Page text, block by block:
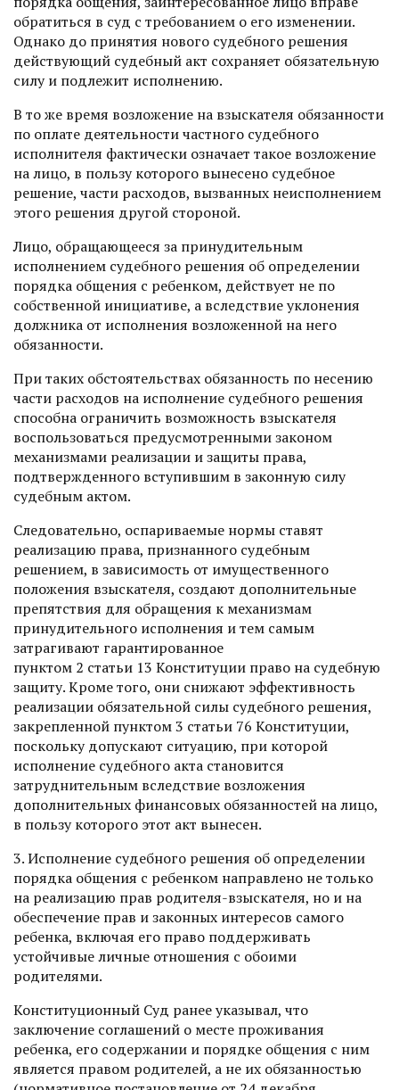
обратиться в суд с требованием о его изменении.
Однако до принятия нового судебного решения
действующий судебный акт сохраняет обязательную
силу и подлежит исполнению.
В то же время возложение на взыскателя обязанности
по оплате деятельности частного судебного
исполнителя фактически означает такое возложение
на лицо, в пользу которого вынесено судебное
решение, части расходов, вызванных неисполнением
этого решения другой стороной.
Лицо, обращающееся за принудительным
исполнением судебного решения об определении
порядка общения с ребенком, действует не по
собственной инициативе, а вследствие уклонения
должника от исполнения возложенной на него
обязанности.
При таких обстоятельствах обязанность по несению
части расходов на исполнение судебного решения
способна ограничить возможность взыскателя
воспользоваться предусмотренными законом
механизмами реализации и защиты права,
подтвержденного вступившим в законную силу
судебным актом.
Следовательно, оспариваемые нормы ставят
реализацию права, признанного судебным
решением, в зависимость от имущественного
положения взыскателя, создают дополнительные
препятствия для обращения к механизмам
принудительного исполнения и тем самым
затрагивают гарантированное
пунктом 2 статьи 13 Конституции право на судебную
защиту. Кроме того, они снижают эффективность
реализации обязательной силы судебного решения,
закрепленной пунктом 3 статьи 76 Конституции,
поскольку допускают ситуацию, при которой
исполнение судебного акта становится
затруднительным вследствие возложения
дополнительных финансовых обязанностей на лицо,
в пользу которого этот акт вынесен.
3. Исполнение судебного решения об определении
порядка общения с ребенком направлено не только
на реализацию прав родителя-взыскателя, но и на
обеспечение прав и законных интересов самого
ребенка, включая его право поддерживать
устойчивые личные отношения с обоими
родителями.
Конституционный Суд ранее указывал, что
заключение соглашений о месте проживания
ребенка, его содержании и порядке общения с ним
является правом родителей, а не их обязанностью